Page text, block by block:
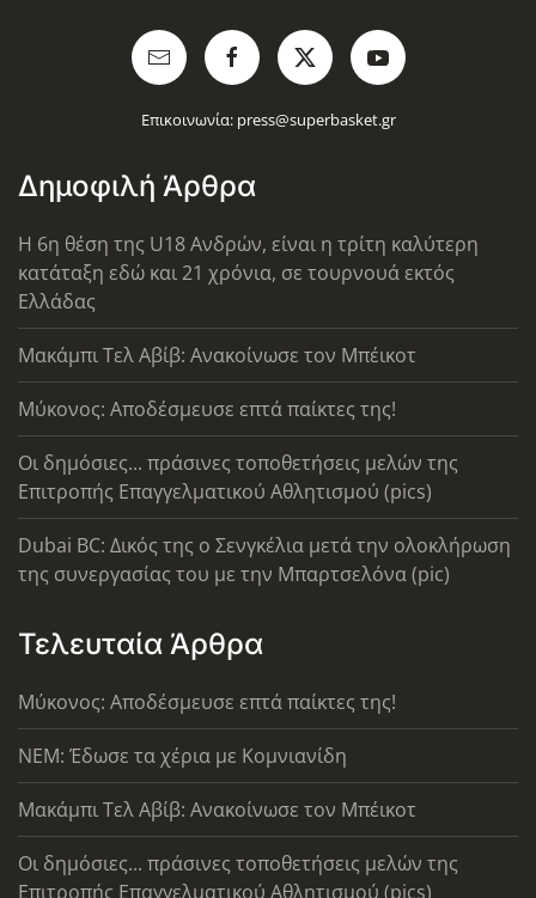
Επικοινωνία: press@superbasket.gr
Δημοφιλή Άρθρα
Η 6η θέση της U18 Ανδρών, είναι η τρίτη καλύτερη
κατάταξη εδώ και 21 χρόνια, σε τουρνουά εκτός
Ελλάδας
Μακάμπι Τελ Αβίβ: Ανακοίνωσε τον Μπέικοτ
Μύκονος: Αποδέσμευσε επτά παίκτες της!
Οι δημόσιες... πράσινες τοποθετήσεις μελών της
Επιτροπής Επαγγελματικού Αθλητισμού (pics)
Dubai BC: Δικός της ο Σενγκέλια μετά την ολοκλήρωση
της συνεργασίας του με την Μπαρτσελόνα (pic)
Τελευταία Άρθρα
Μύκονος: Αποδέσμευσε επτά παίκτες της!
ΝΕΜ: Έδωσε τα χέρια με Κομνιανίδη
Μακάμπι Τελ Αβίβ: Ανακοίνωσε τον Μπέικοτ
Οι δημόσιες... πράσινες τοποθετήσεις μελών της
Επιτροπής Επαγγελματικού Αθλητισμού (pics)